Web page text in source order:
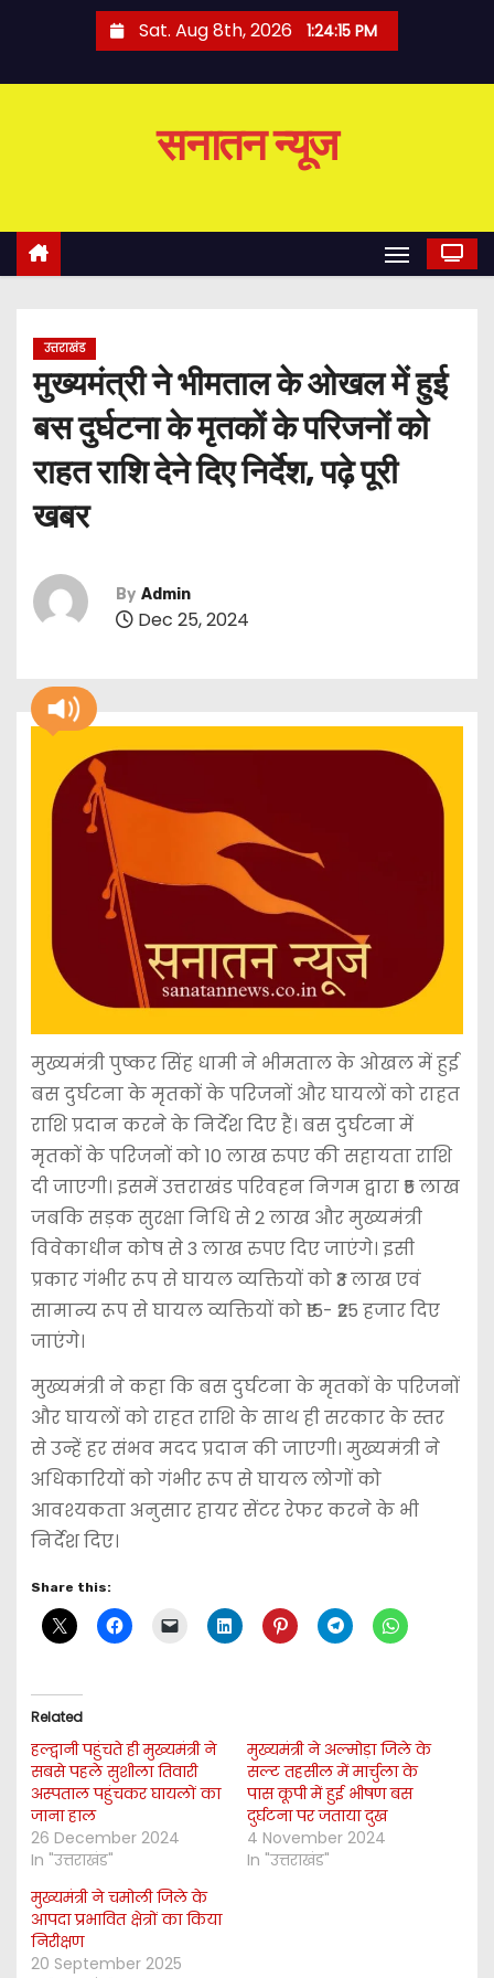
o
Sat. Aug 8th, 2026 1:24:16 PM
सनातन न्यूज
उत्तराखंड
मुख्यमंत्री ने भीमताल के ओखल में हुई
बस दुर्घटना के मृतकों के परिजनों को
राहत राशि देने दिए निर्देश, पढ़े पूरी
खबर
By Admin
Dec 25, 2024
मुख्यमंत्री पुष्कर सिंह धामी ने भीमताल के ओखल में हुई
बस दुर्घटना के मृतकों के परिजनों और घायलों को राहत
राशि प्रदान करने के निर्देश दिए हैं। बस दुर्घटना में
मृतकों के परिजनों को 10 लाख रुपए की सहायता राशि
दी जाएगी। इसमें उत्तराखंड परिवहन निगम द्वारा ₹5 लाख
जबकि सड़क सुरक्षा निधि से 2 लाख और मुख्यमंत्री
विवेकाधीन कोष से 3 लाख रुपए दिए जाएंगे। इसी
प्रकार गंभीर रूप से घायल व्यक्तियों को ₹3 लाख एवं
सामान्य रूप से घायल व्यक्तियों को ₹15- ₹25 हजार दिए
जाएंगे।
मुख्यमंत्री ने कहा कि बस दुर्घटना के मृतकों के परिजनों
और घायलों को राहत राशि के साथ ही सरकार के स्तर
से उन्हें हर संभव मदद प्रदान की जाएगी। मुख्यमंत्री ने
अधिकारियों को गंभीर रूप से घायल लोगों को
आवश्यकता अनुसार हायर सेंटर रेफर करने के भी
निर्देश दिए।
Share this:
Related
हल्द्वानी पहुंचते ही मुख्यमंत्री ने
सबसे पहले सुशीला तिवारी
अस्पताल पहुंचकर घायलों का
जाना हाल
26 December 2024
In "उत्तराखंड"
मुख्यमंत्री ने अल्मोड़ा जिले के
सल्ट तहसील में मार्चुला के
पास कूपी में हुई भीषण बस
दुर्घटना पर जताया दुख
4 November 2024
In "उत्तराखंड"
मुख्यमंत्री ने चमोली जिले के
आपदा प्रभावित क्षेत्रों का किया
निरीक्षण
20 September 2025